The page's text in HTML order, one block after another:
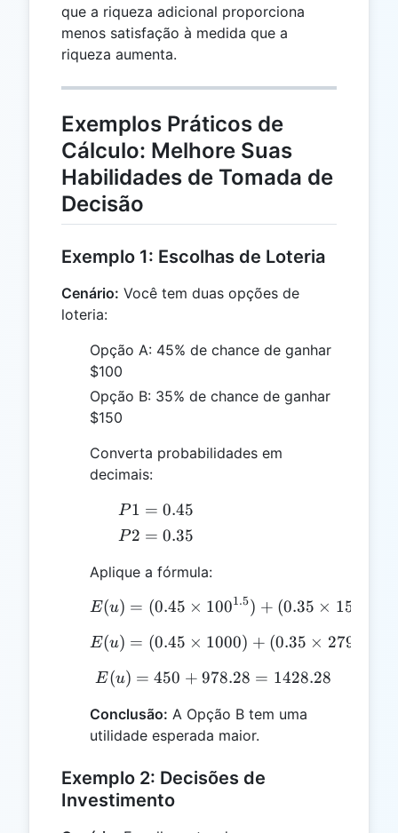
que a riqueza adicional proporciona
menos satisfação à medida que a
riqueza aumenta.
Exemplos Práticos de
Cálculo: Melhore Suas
Habilidades de Tomada de
Decisão
Exemplo 1: Escolhas de Loteria
Cenário: Você tem duas opções de
loteria:
Opção A: 45% de chance de ganhar
$100
Opção B: 35% de chance de ganhar
$150
Converta probabilidades em
decimais:
P1
=
P1 = 0.45
P2
0.35
P2 = 0.35
Aplique a fórmula:
E(u) = (0.45 \times
E(u) = (0.45 × 1001.5) + (0.35 × 15
E(u) = (0.45 \times
E(u) = (0.45 × 1000) + (0.35 × 2795.08
E(u) = 450 + 978.28 =
E(u) = 450 + 978.28 = 1428.28
Conclusão: A Opção B tem uma
utilidade esperada maior.
Exemplo 2: Decisões de
Investimento